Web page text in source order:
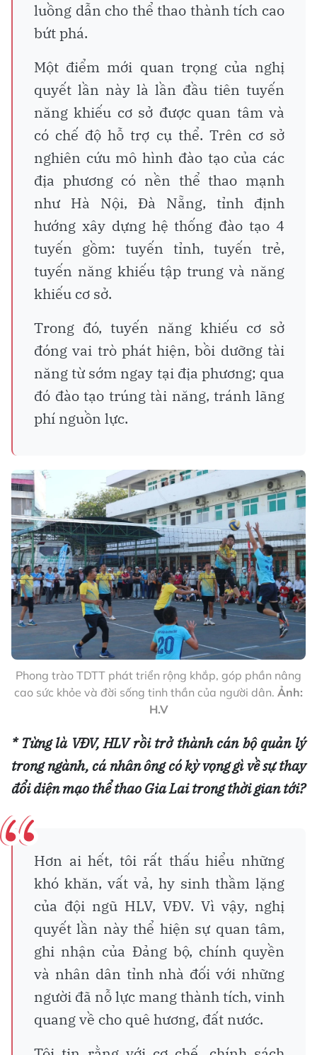
luồng dẫn cho thể thao thành tích cao
bứt phá.
Một điểm mới quan trọng của nghị
quyết lần này là lần đầu tiên tuyến
năng khiếu cơ sở được quan tâm và
có chế độ hỗ trợ cụ thể. Trên cơ sở
nghiên cứu mô hình đào tạo của các
địa phương có nền thể thao mạnh
như Hà Nội, Đà Nẵng, tỉnh định
hướng xây dựng hệ thống đào tạo 4
tuyến gồm: tuyến tỉnh, tuyến trẻ,
tuyến năng khiếu tập trung và năng
khiếu cơ sở.
Trong đó, tuyến năng khiếu cơ sở
đóng vai trò phát hiện, bồi dưỡng tài
năng từ sớm ngay tại địa phương; qua
đó đào tạo trúng tài năng, tránh lãng
phí nguồn lực.
Phong trào TDTT phát triển rộng khắp, góp phần nâng
cao sức khỏe và đời sống tinh thần của người dân. Ảnh:
H.V
* Từng là VĐV, HLV rồi trở thành cán bộ quản lý
trong ngành, cá nhân ông có kỳ vọng gì về sự thay
đổi diện mạo thể thao Gia Lai trong thời gian tới?
Hơn ai hết, tôi rất thấu hiểu những
khó khăn, vất vả, hy sinh thầm lặng
của đội ngũ HLV, VĐV. Vì vậy, nghị
quyết lần này thể hiện sự quan tâm,
ghi nhận của Đảng bộ, chính quyền
và nhân dân tỉnh nhà đối với những
người đã nỗ lực mang thành tích, vinh
quang về cho quê hương, đất nước.